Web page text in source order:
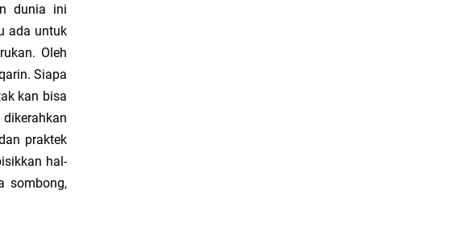
Hasil vs Cara Pandang
Tujuan
dunia ini
ada untuk
Oleh
Siapa
kan bisa
praktek
hal-
sombong,